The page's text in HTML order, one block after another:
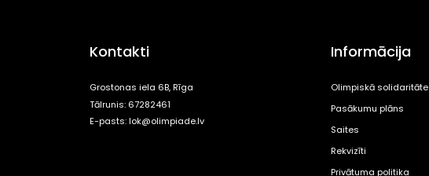
Kontakti
Grostonas iela 6B, Rīga
Tālrunis: 67282461
E-pasts:lok@olimpiade.lv
Informācija
Olimpiskā solidaritāte
Pasākumu plāns
Saites
Rekvizīti
Privātuma politika